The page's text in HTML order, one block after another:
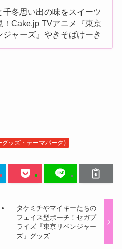
千冬思い出の味をスイーツ
！Cake.jp TVアニメ『東京
ジャーズ』やきそばけーき
ッズ・テーマパーク)
タケミチやマイキーたちの
フェイス型ポーチ！セガプ
ライズ『東京リベンジャー
ズ』グッズ